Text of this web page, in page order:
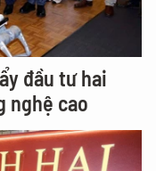
đầu tư hai
nghệ cao